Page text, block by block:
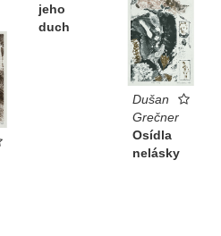
jeho
duch
Dušan
Grečner
Osídla
nelásky